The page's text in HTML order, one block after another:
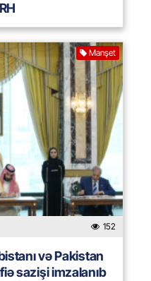
Manşet
152
və Pakistan
sazişi imzalanıb